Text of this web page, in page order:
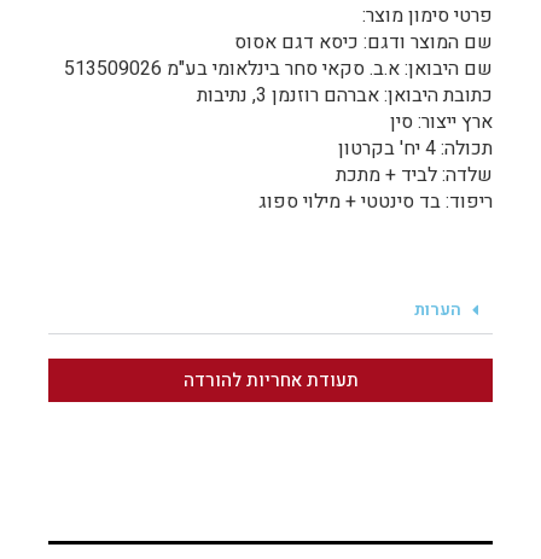
פרטי סימון מוצר:
שם המוצר ודגם: כיסא דגם אסוס
שם היבואן: א.ב. סקאי סחר בינלאומי בע"מ 513509026
כתובת היבואן: אברהם רוזנמן 3, נתיבות
ארץ ייצור: סין
תכולה: 4 יח' בקרטון
שלדה: לביד + מתכת
ריפוד: בד סינטטי + מילוי ספוג
הערות
תעודת אחריות להורדה